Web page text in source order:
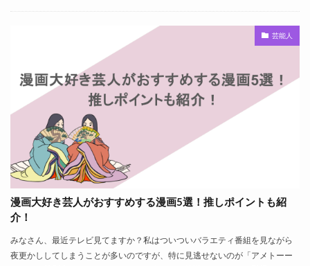
芸能人
漫画大好き芸人がおすすめする漫画5選！推しポイントも紹
介！
みなさん、最近テレビ見てますか？私はついついバラエティ番組を見ながら
夜更かししてしまうことが多いのですが、特に見逃せないのが「アメトーー